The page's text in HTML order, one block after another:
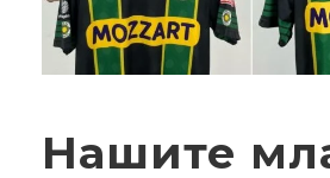
Нашите